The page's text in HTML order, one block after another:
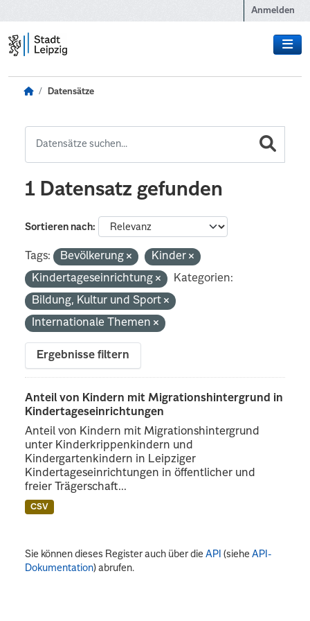
Anmelden
Datensätze
1 Datensatz gefunden
Sortieren nach
Tags: Bevölkerung
Kinder
Kindertageseinrichtung
Kategorien:
Bildung, Kultur und Sport
Internationale Themen
Ergebnisse filtern
Anteil von Kindern mit Migrationshintergrund in
Kindertageseinrichtungen
Anteil von Kindern mit Migrationshintergrund
unter Kinderkrippenkindern und
Kindergartenkindern in Leipziger
Kindertageseinrichtungen in öffentlicher und
freier Trägerschaft...
CSV
Sie können dieses Register auch über dieAPI (sieheAPI-
Dokumentation) abrufen.